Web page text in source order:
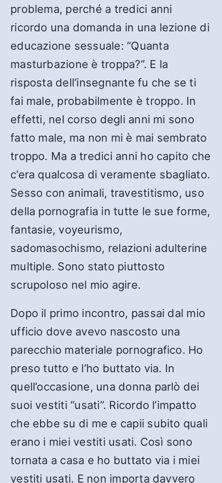
problema, perché a tredici anni
ricordo una domanda in una lezione di
educazione sessuale: “Quanta
masturbazione è troppa?”. E la
risposta dell’insegnante fu che se ti
fai male, probabilmente è troppo. In
effetti, nel corso degli anni mi sono
fatto male, ma non mi è mai sembrato
troppo. Ma a tredici anni ho capito che
c’era qualcosa di veramente sbagliato.
Sesso con animali, travestitismo, uso
della pornografia in tutte le sue forme,
fantasie, voyeurismo,
sadomasochismo, relazioni adulterine
multiple. Sono stato piuttosto
scrupoloso nel mio agire.
Dopo il primo incontro, passai dal mio
ufficio dove avevo nascosto una
parecchio materiale pornografico. Ho
preso tutto e l’ho buttato via. In
quell’occasione, una donna parlò dei
suoi vestiti “usati”. Ricordo l’impatto
che ebbe su di me e capii subito quali
erano i miei vestiti usati. Così sono
tornata a casa e ho buttato via i miei
vestiti usati. E non importa davvero